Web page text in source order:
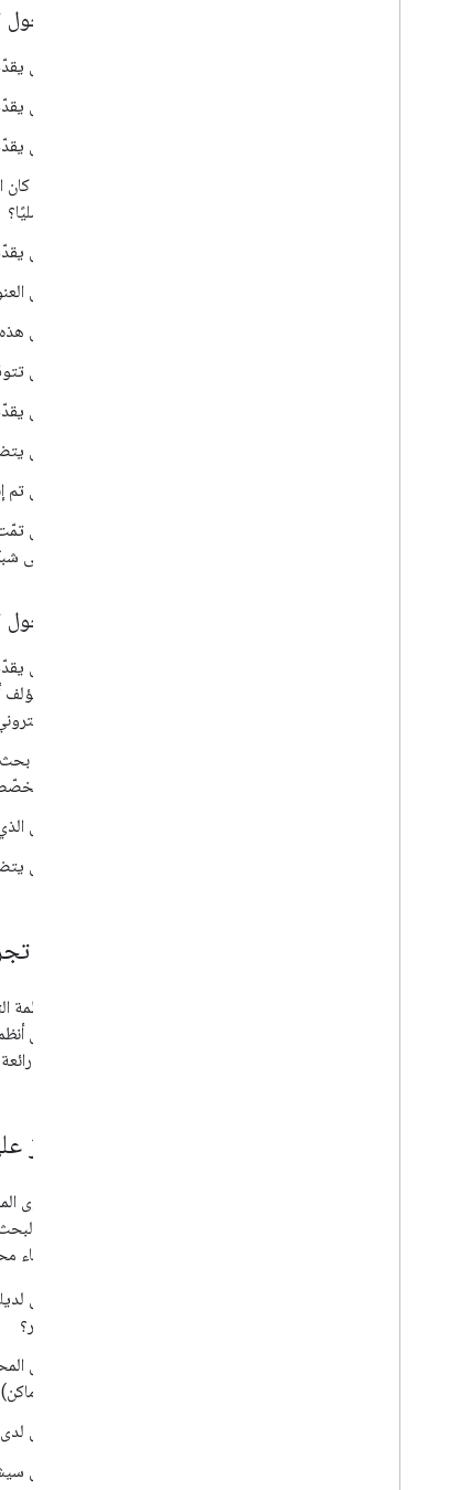
أسئلة
هل
هل
هل
إذا
أصليًا؟
هل
هل
هل
هل
هل
هل
هل تم
هل
على
أسئلة
هل
إذا
هل
هل
تقديم
التميّز لدى
يقدّمونها
إنّ المحتوى
محرّكات
ناحية
هل
آخر؟
هل
هل
هل